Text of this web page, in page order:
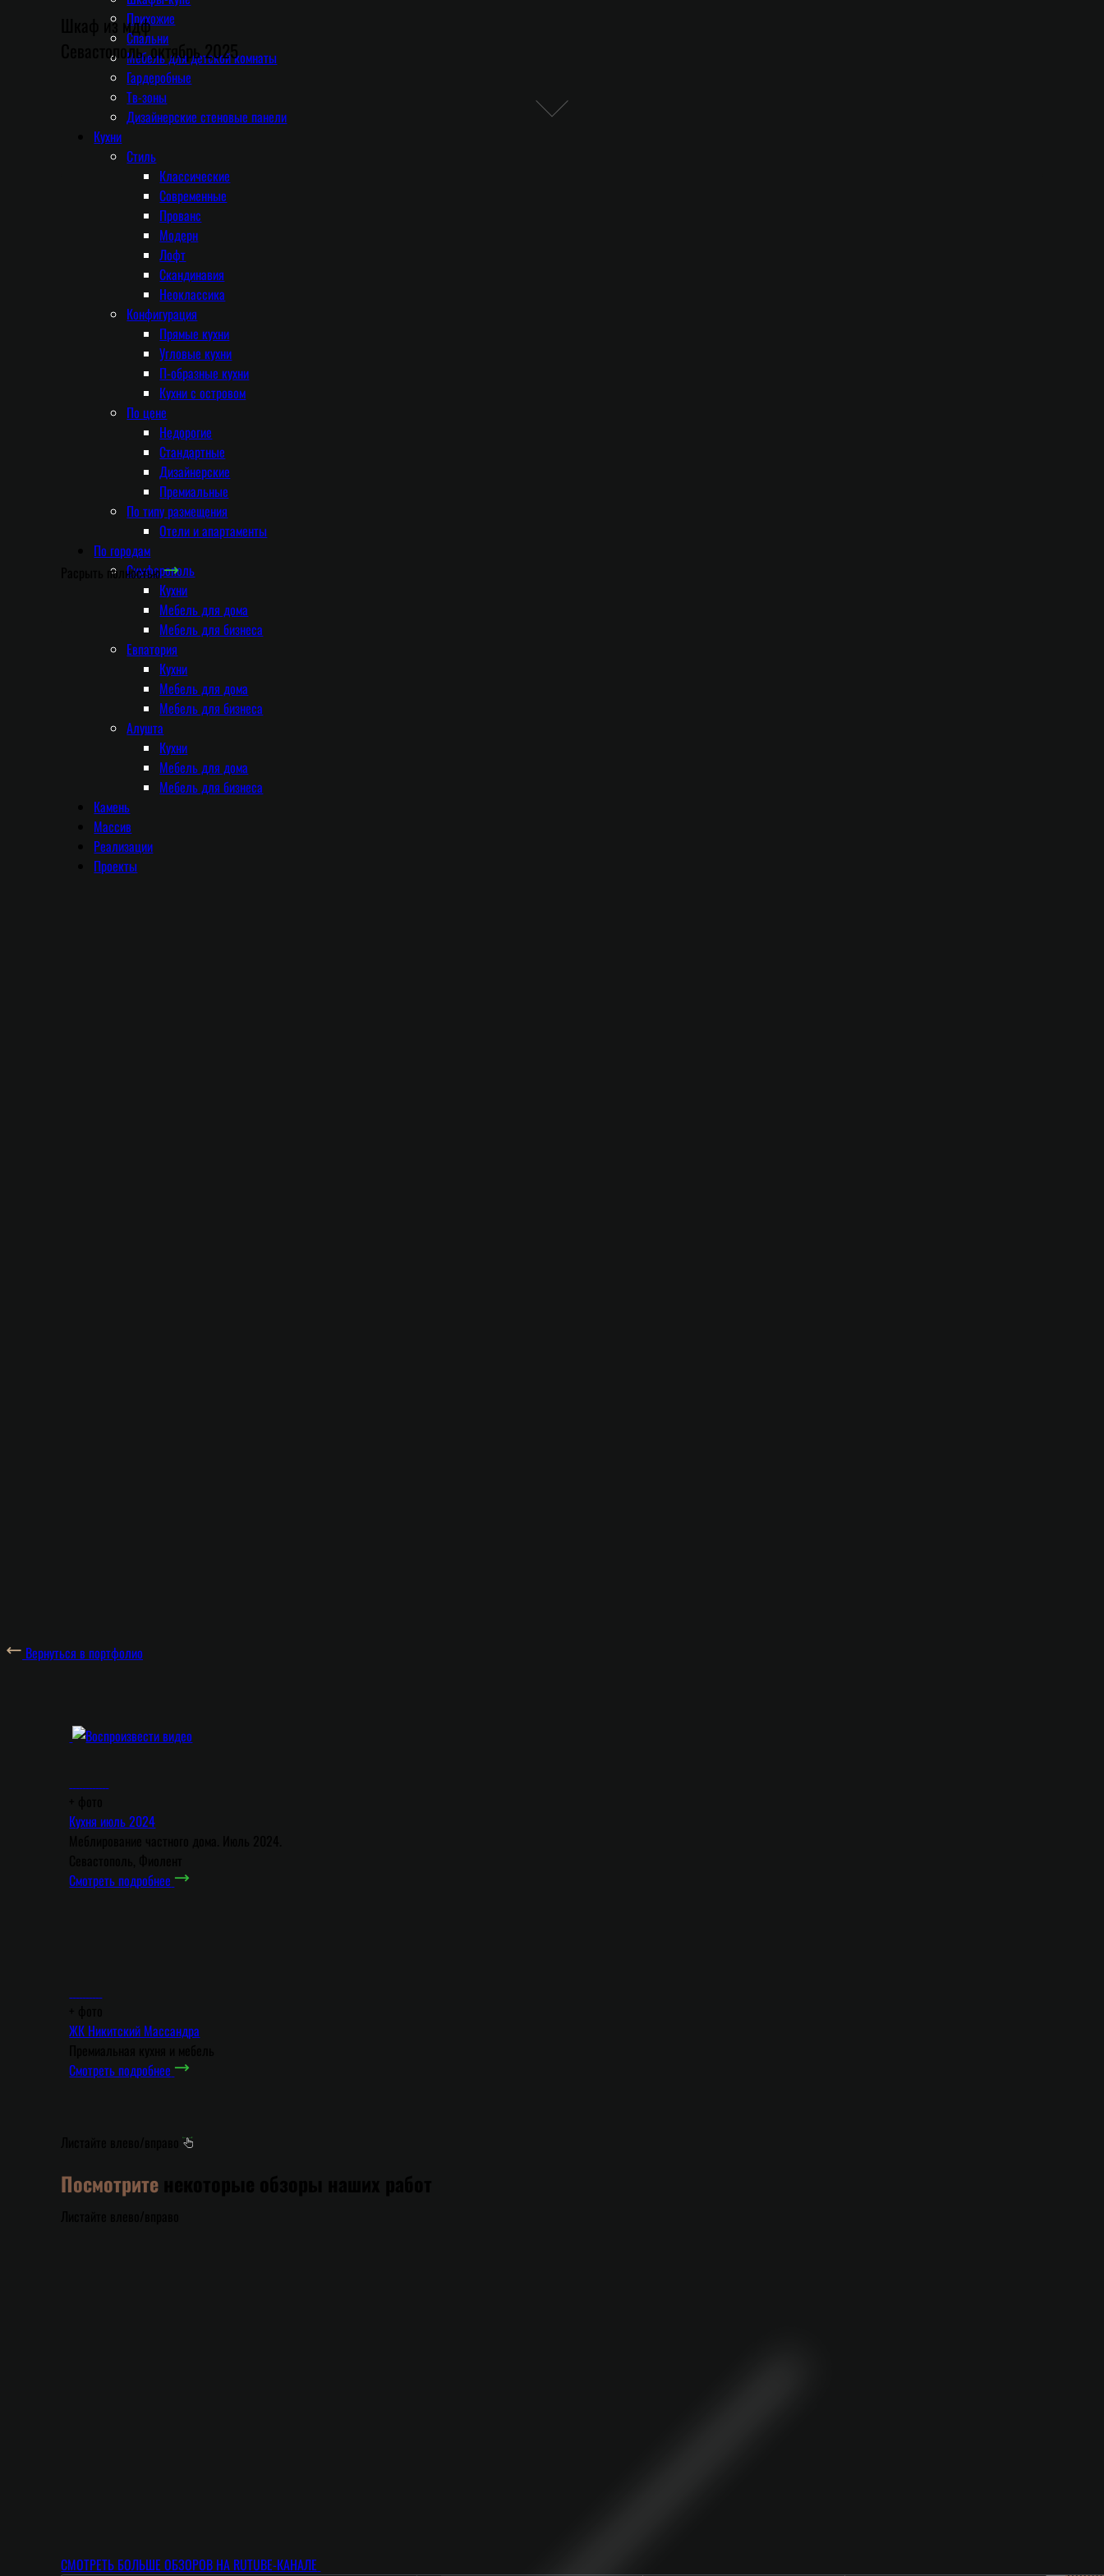
Прихожие
Спальни
Мебель для детской комнаты
Гардеробные
Тв-зоны
Дизайнерские стеновые панели
Кухни
Стиль
Классические
Современные
Прованс
Модерн
Лофт
Скандинавия
Неоклассика
Конфигурация
Прямые кухни
Угловые кухни
П-образные кухни
Кухни с островом
По цене
Недорогие
Стандартные
Дизайнерские
Премиальные
По типу размещения
Отели и апартаменты
По городам
Симферополь
Кухни
Мебель для дома
Мебель для бизнеса
Евпатория
Кухни
Мебель для дома
Мебель для бизнеса
Алушта
Кухни
Мебель для дома
Мебель для бизнеса
Камень
Массив
Реализации
Проекты
Шкаф из мдф
Севастополь, октябрь 2025
Расрыть полностью
Вернуться в портфолио
Кухня июль 2024
Смотреть подробнее
ЖК Никитский Массандра
Смотреть подробнее
Посмотрите
СМОТРЕТЬ БОЛЬШЕ ОБЗОРОВ НА RUTUBE-КАНАЛЕ